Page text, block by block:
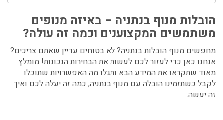
הובלות מנוף בנתניה – באיזה מנופים
משתמשים המקצוענים וכמה זה עולה?
מחפשים מנוף הובלות בנתניה?לא בטוחים עדיין שאתם צריכים?
אנחנו כאן כדי לעזור לכם לעשות את הבחירות הנכונות! מומלץ
מאוד שתקראו את המידע הבא ותגלו מה האפשרויות שתוכלו
לקבל כשתזמינו הובלה עם מנוף בנתניה, כמה זה יעלה לכם ואיך
זה יעשה.